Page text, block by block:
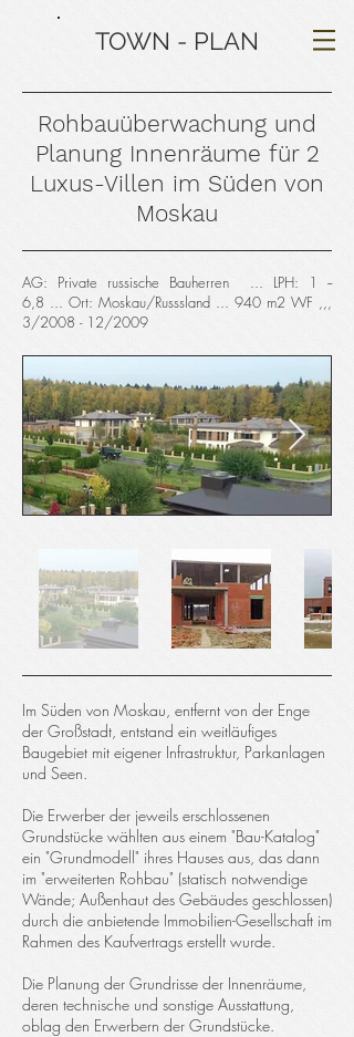
TOWN - PLAN
Rohbauüberwachung und
Planung Innenräume für 2
Luxus-Villen im Süden von
Moskau
AG: Private russische Bauherren ... LPH: 1 --
6,8 ... Ort: Moskau/Russsland ... 940 m2 WF ,,,
3/2008 - 12/2009
Im Süden von Moskau, entfernt von der Enge
der Großstadt, entstand ein weitläufiges
Baugebiet mit eigener Infrastruktur, Parkanlagen
und Seen.
Die Erwerber der jeweils erschlossenen
Grundstücke wählten aus einem "Bau-Katalog"
ein "Grundmodell" ihres Hauses aus, das dann
im "erweiterten Rohbau" (statisch notwendige
Wände; Außenhaut des Gebäudes geschlossen)
durch die anbietende Immobilien-Gesellschaft im
Rahmen des Kaufvertrags erstellt wurde.
Die Planung der Grundrisse der Innenräume,
deren technische und sonstige Ausstattung,
oblag den Erwerbern der Grundstücke.